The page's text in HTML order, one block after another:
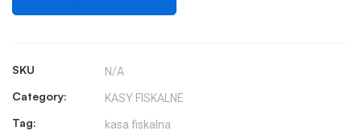
SKU N/A
Category: KASY FISKALNE
Tag: kasa fiskalna